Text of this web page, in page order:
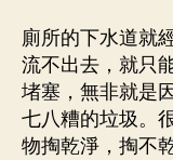
廁所的下水道就
流不出去，就只
堵塞，無非就是
七八糟的垃圾。
物掏乾淨，掏不